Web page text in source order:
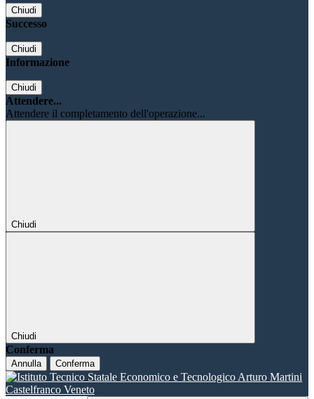
Chiudi
Successo
Chiudi
Informazione
Chiudi
Attendere...
Attendere il completamento dell'operazione...
Chiudi
Chiudi
Conferma
Annulla Conferma